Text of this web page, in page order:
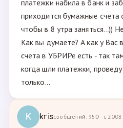
платежки набила в банк и
приходится бумажные счета
чтобы в 8 утра заняться...))
Как вы думаете? А как у Вас
счета в УБРИРе есть - так
когда шли платежки,
только...
K krisсообщений: 950 · с 2008